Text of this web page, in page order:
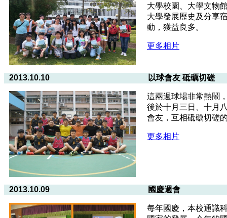
大學校園、大學文物
大學發展歷史及分享
動，獲益良多。
更多相片
2013.10.10 以球會友 砥礪切磋
這兩週球場非常熱鬧
後於十月三日、十月
會友，互相砥礪切磋
更多相片
2013.10.09 國慶週會
每年國慶，本校通識